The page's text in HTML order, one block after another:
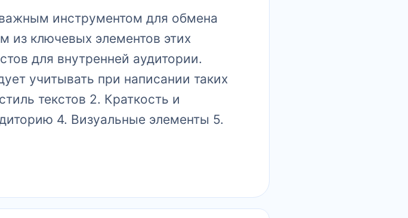
инструментом для обмена
из ключевых элементов этих
для внутренней аудитории.​
учитывать при написании таких
текстов 2.​ Краткость и
4.​ Визуальные элементы 5.​